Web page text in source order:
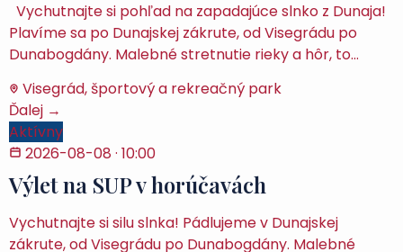
Vychutnajte si pohľad na zapadajúce slnko z Dunaja!
Plavíme sa po Dunajskej zákrute, od Visegrádu po
Dunabogdány. Malebné stretnutie rieky a hôr, to…
Visegrád, športový a rekreačný park
Ďalej →
Aktívny
2026-08-08 · 10:00
Výlet na SUP v horúčavách
Vychutnajte si silu slnka! Pádlujeme v Dunajskej
zákrute, od Visegrádu po Dunabogdány. Malebné